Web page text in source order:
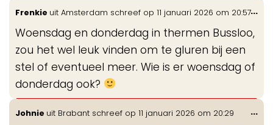
Frenkie uit Amsterdam schreef op 11 januari 2026 om 20:57
Woensdag en donderdag in thermen Bussloo,
zou het wel leuk vinden om te gluren bij een
stel of eventueel meer. Wie is er woensdag of
donderdag ook?
...
Johnie uit Brabant schreef op 11 januari 2026 om 20:29 ...